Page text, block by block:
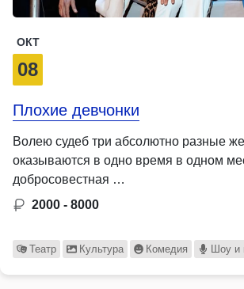
ОКТ
08
Плохие девчонки
Волею судеб три абсолютно разные
оказываются в одно время в одном
добросовестная …
2000 - 8000
Театр Культура Комедия Шоу и